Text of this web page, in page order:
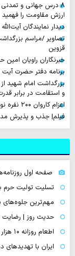
۸ درس جهانی و
ارزش مقاومت را فهمید
دیدار نمایندگان
تصاویر /مراسم
قزوین
خبرنگاران راویان امین
برنامه دفتر حضرت آیت
بزرگداشت امام شهید
و استقامت در برابر
اعزام کاروان ۲۰۰ نفره نوجوانان کهگیلویه و بویراحمدی به طریق الحسین (ع)
فیلم| جذب و پذیرش
صفحه اول روزنامه‌های شنبه
تسلیت تولیت حرم
مهم‌ترین جلوه‌های
حدیث روز | رضایت
اطعام روزانه ۱۰ هزار زائر در موکب حرم بانوی کرامت
ایران با